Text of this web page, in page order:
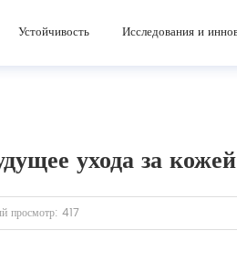
Устойчивость Исследования и
ухода за кожей
просмотр: 417